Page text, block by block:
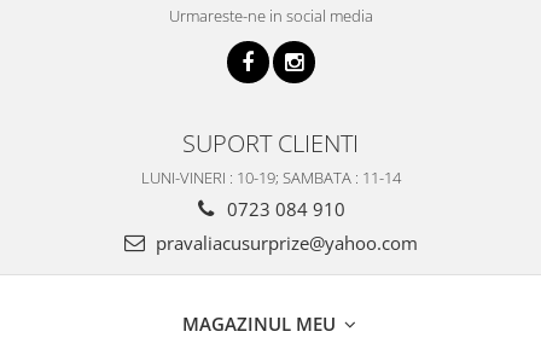
Urmareste-ne in social media
SUPORT CLIENTI
LUNI-VINERI : 10-19; SAMBATA : 11-14
0723 084 910
pravaliacusurprize@yahoo.com
MAGAZINUL MEU